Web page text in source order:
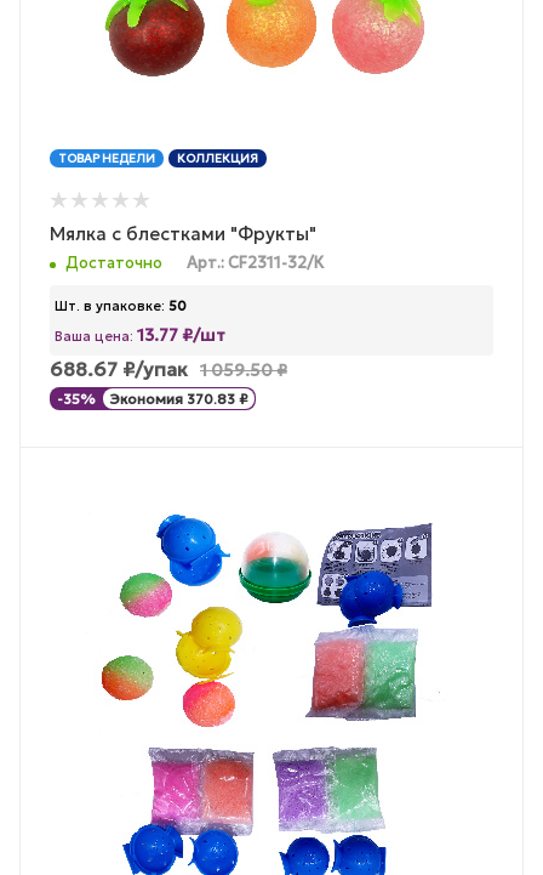
ТОВАР НЕДЕЛИ КОЛЛЕКЦИЯ
Мялка с блестками "Фрукты"
Достаточно Арт.: CF2311-32/К
Шт. в упаковке: 50
Ваша цена: 13.77 ₽/шт
688.67 ₽/упак 1 059.50₽
-35% Экономия 370.83 ₽